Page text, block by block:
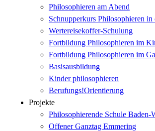
Philosophieren am Abend
Schnupperkurs Philosophieren in
Wertereisekoffer-Schulung
Fortbildung Philosophieren im
Fortbildung Philosophieren im
Basisausbildung
Kinder philosophieren
Berufungs!Orientierung
Projekte
Philosophierende Schule Baden-
Offener Ganztag Emmering